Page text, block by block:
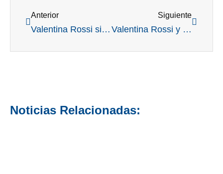
Anterior
Valentina Rossi sigue a paso firme en USA: junto al equipo de Michigan State University clasificó a la final nacional
Siguiente
Valentina Rossi y otro objetivo alcanzado: se ganó un lugar en el US Amateur Championship en agosto
Noticias Relacionadas: